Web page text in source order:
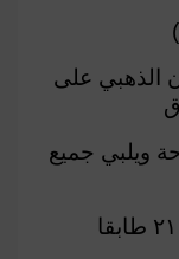
الذهبي على
ويلبي جميع